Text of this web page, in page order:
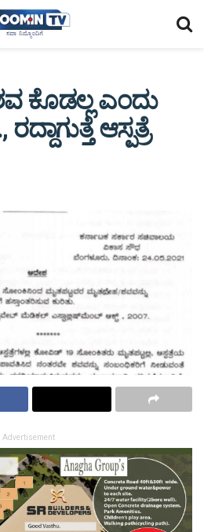
ಕೊಡಲ್ಲ ಎಂದು
ಆಸ್ಪತ್ರೆ
Advertisement